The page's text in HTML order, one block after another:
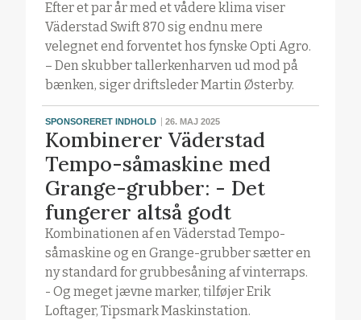
Efter et par år med et vådere klima viser
Väderstad Swift 870 sig endnu mere
velegnet end forventet hos fynske Opti Agro.
– Den skubber tallerkenharven ud mod på
bænken, siger driftsleder Martin Østerby.
SPONSORERET INDHOLD 26. MAJ 2025
Kombinerer Väderstad
Tempo-såmaskine med
Grange-grubber: - Det
fungerer altså godt
Kombinationen af en Väderstad Tempo-
såmaskine og en Grange-grubber sætter en
ny standard for grubbesåning af vinterraps.
- Og meget jævne marker, tilføjer Erik
Loftager, Tipsmark Maskinstation.